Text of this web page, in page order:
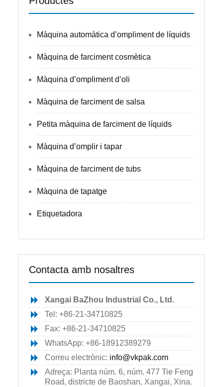
Màquina automàtica d’ompliment de líquids
Màquina de farciment cosmètica
Màquina d’ompliment d’oli
Màquina de farciment de salsa
Petita màquina de farciment de líquids
Màquina d’omplir i tapar
Màquina de farciment de tubs
Màquina de tapatge
Etiquetadora
Contacta amb nosaltres
Xangai BaZhou Industrial Co., Ltd.
Tel: +86-21-34710825
Fax: +86-21-34710825
WhatsApp: +86-18912389279
Correu electrònic: info@vkpak.com
Adreça: Planta núm. 6, núm. 477 Tie Feng
Road, districte de Baoshan, Xangai, Xina.